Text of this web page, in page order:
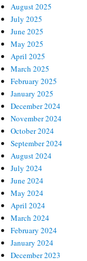
August 2025
July 2025
June 2025
May 2025
April 2025
March 2025
February 2025
January 2025
December 2024
November 2024
October 2024
September 2024
August 2024
July 2024
June 2024
May 2024
April 2024
March 2024
February 2024
January 2024
December 2023